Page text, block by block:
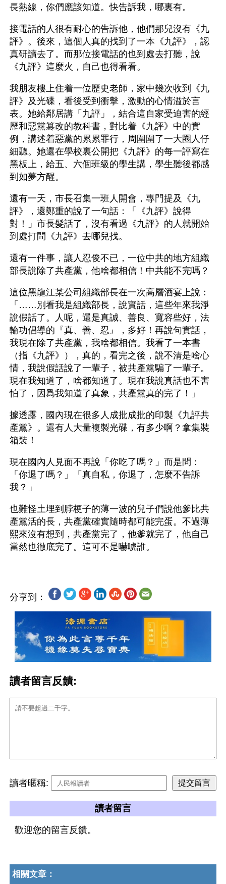
長熱線，你們應該知道。快告訴我，哪裏有。
接電話的人很有耐心的告訴他，他們那兒沒有《九
評》。後來，這個人真的找到了一本《九評》，認
真研讀去了。而那位接電話的也到處去打聽，說
《九評》這麼火，自己也得看看。
我朋友樓上住着一位歷史老師，家中幾次收到《九
評》及光碟，看後受到衝擊，激動的心情溢於言
表。她給鄰居講「九評」，結合這自家受迫害的經
歷和惡黨篡改的教科書，對比着《九評》中的實
例，講述着惡黨的累累罪行，周圍圍了一大圈人仔
細聽。她還在學校裏公開把《九評》的每一評寫在
黑板上，給五、六個班級的學生講，學生聽後都感
到如夢方醒。
還有一天，市長召集一班人開會，專門提及《九
評》，還鄭重的說了一句話：「《九評》說得
對！」市長髮話了，沒有看過《九評》的人就開始
到處打問《九評》去哪兒找。
還有一件事，讓人忍俊不已，一位中共的地方組織
部長說除了共產黨，他啥都相信！中共能不完嗎？
這位黑龍江某公司組織部長在一次高層酒宴上說：
「……別看我是組織部長，說實話，這些年來我淨
說假話了。人呢，還是真誠、善良、寬容些好，法
輪功倡導的『真、善、忍』，多好！再說句實話，
我現在除了共產黨，我啥都相信。我看了一本書
（指《九評》），真的，看完之後，說不清是啥心
情，我說假話說了一輩子，被共產黨騙了一輩子。
現在我知道了，啥都知道了。現在我說真話也不害
怕了，因爲我知道了真象，共產黨真的完了！」
據透露，國內現在很多人成批成批的印製《九評共
產黨》。還有人大量複製光碟，有多少啊？拿集裝
箱裝！
現在國內人見面不再說「你吃了嗎？」而是問：
「你退了嗎？」「真自私，你退了，怎麼不告訴
我？」
也難怪土埋到脖梗子的薄一波的兒子們說他爹比共
產黨活的長，共產黨確實隨時都可能完蛋。不過薄
熙來沒有想到，共產黨完了，他爹就完了，他自己
分享到：
讀者留言反饋:
讀者暱稱:
讀者留言
歡迎您的留言反饋。
相關文章：